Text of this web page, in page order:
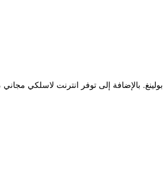
بالإضافة إلى توفر انترنت لاسلكي مجاني